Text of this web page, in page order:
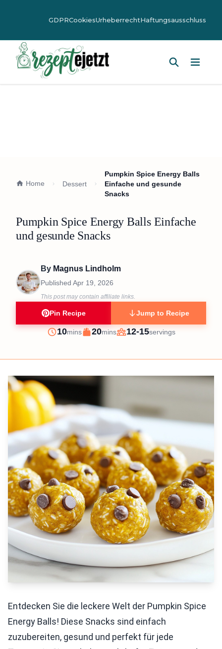
GDPRCookiesUrheberrechtHaftungsausschluss
Home Dessert
Pumpkin Spice Energy Balls
Einfache und gesunde
Snacks
Pumpkin Spice Energy Balls Einfache
und gesunde Snacks
By Magnus Lindholm
Published Apr 19, 2026
This post may contain affiliate links.
Pin Recipe Jump to Recipe
Prep
10minutes
mins
Cook
20minutes
mins
Servings
12-15servings
Entdecken Sie die leckere Welt der Pumpkin Spice
Energy Balls! Diese Snacks sind einfach
zuzubereiten, gesund und perfekt für jede